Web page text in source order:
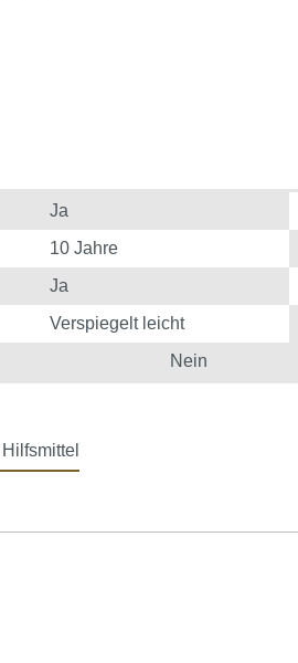
Ja
10 Jahre
Ja
Verspiegelt leicht
Nein